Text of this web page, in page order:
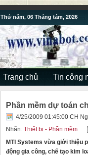
Thứ năm, 06 Tháng tám, 2026
Trang chủ Tin công
Phần mềm dự toán
4/25/2009 01:45:00 CH
Nhãn: Thiết bị - Phần mềm
MTI Systems vừa giới thiệu
động gia công, chế tạo kim